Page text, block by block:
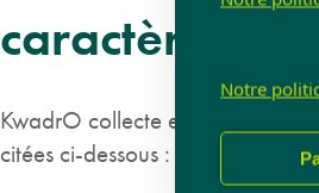
Notre
caractère
KwadrO collecte et utilise vos
citées ci-dessous :